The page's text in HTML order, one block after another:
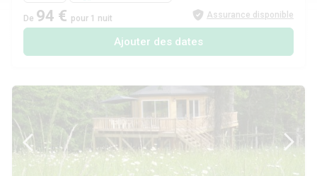
De 94 € pour 1 nuit Assurance disponible
Ajouter des dates